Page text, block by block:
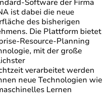
Software der Firma
ist dabei die neue
des bisherigen
Die Plattform bietet
Resource-Planning
mit der große
verarbeitet werden
neue Technologien wie
Lernen